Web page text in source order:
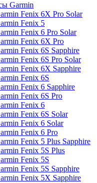
Garmin
Fenix 6X Pro Solar
Fenix 5
Fenix 6 Pro Solar
Fenix 6X Pro
Fenix 6S Sapphire
Fenix 6S Pro Solar
Fenix 6X Sapphire
Fenix 6S
Fenix 6 Sapphire
Fenix 6S Pro
Fenix 6
Fenix 6S Solar
Fenix 6 Solar
Fenix 6 Pro
Fenix 5 Plus Sapphire
Fenix 5S Plus
Fenix 5S
Fenix 5S Sapphire
Fenix 5X Sapphire